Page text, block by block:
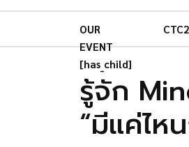
OUR
EVENT
[has_child]
รู้จัก
“มีแค่ไห